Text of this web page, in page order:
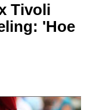
Tivoli
'Hoe